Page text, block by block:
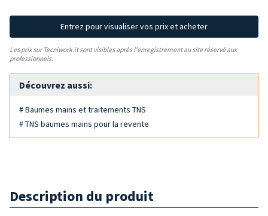
Entrez pour visualiser vos prix et acheter
Les prix sur Tecniwork.it sont visibles après l'enregistrement au site réservé aux
professionnels.
Découvrez aussi:
# Baumes mains et traitements TNS
# TNS baumes mains pour la revente
Description du produit